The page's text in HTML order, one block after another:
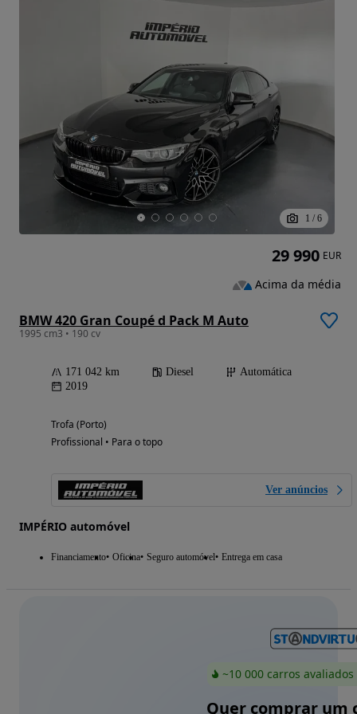
1 / 6
BMW 420 Gran Coupé d Pack M Auto
1995 cm3 • 190 cv
171 042 km Diesel
Automática
2019
Trofa (Porto)
Profissional • Para o topo
Ver anúncios
IMPÉRIO automóvel
Financiamento Oficina Seguro automóvel Entrega em casa
29 990 EUR
Acima da média
~10 000 carros
Quer comprar um